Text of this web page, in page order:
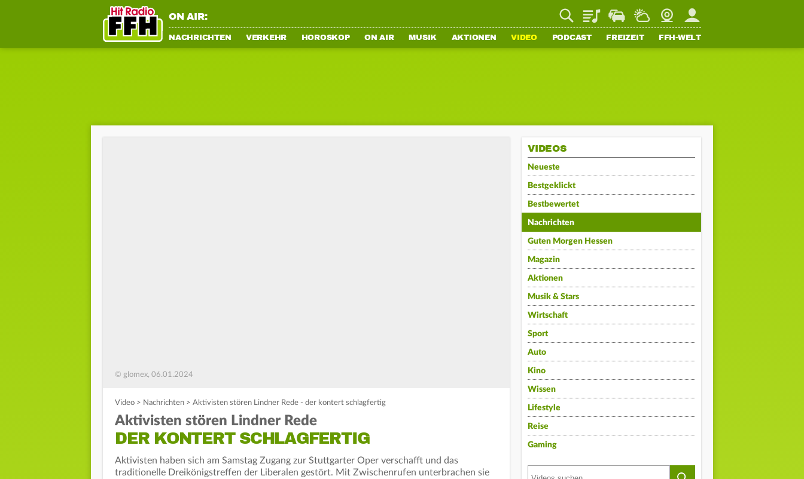
ON AIR: PlaylistStaupilotWetterWebcamMein FFH
NACHRICHTEN VERKEHR HOROSKOP ON AIR MUSIK AKTIONEN VIDEO PODCAST FREIZEIT FFH-WELT
© glomex, 06.01.2024
Video > Nachrichten > Aktivisten stören Lindner Rede - der kontert schlagfertig
Aktivisten stören Lindner Rede
DER KONTERT SCHLAGFERTIG
Aktivisten haben sich am Samstag Zugang zur Stuttgarter Oper verschafft und das
traditionelle Dreikönigstreffen der Liberalen gestört. Mit Zwischenrufen unterbrachen sie
VIDEOS
Neueste
Bestgeklickt
Bestbewertet
Nachrichten
Guten Morgen Hessen
Magazin
Aktionen
Musik & Stars
Wirtschaft
Sport
Auto
Kino
Wissen
Lifestyle
Reise
Gaming